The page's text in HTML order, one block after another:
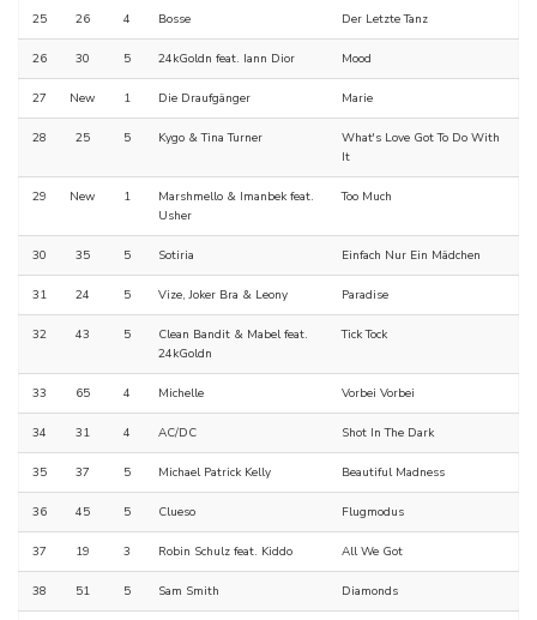
25 26 4 Bosse Der Letzte Tanz
26 30 5 24kGoldn feat. Iann Dior Mood
27 New 1 Die Draufgänger Marie
28 25 5 Kygo & Tina Turner
What's Love Got To Do With
It
29 New 1
Marshmello & Imanbek feat.
Usher
Too Much
30 35 5 Sotiria Einfach Nur Ein Mädchen
31 24 5 Vize, Joker Bra & Leony Paradise
32 43 5
Clean Bandit & Mabel feat.
24kGoldn
Tick Tock
33 65 4 Michelle Vorbei Vorbei
34 31 4 AC/DC Shot In The Dark
35 37 5 Michael Patrick Kelly Beautiful Madness
36 45 5 Clueso Flugmodus
37 19 3 Robin Schulz feat. Kiddo All We Got
38 51 5 Sam Smith Diamonds